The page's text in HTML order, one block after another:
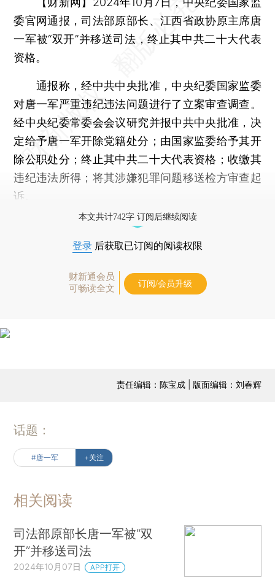
委官网通报，司法部原部长、江西省政协原主席唐
一军被“双开”并移送司法，终止其中共二十大代表
资格。
通报称，经中共中央批准，中央纪委国家监委
对唐一军严重违纪违法问题进行了立案审查调查。
经中央纪委常委会会议研究并报中共中央批准，决
定给予唐一军开除党籍处分；由国家监委给予其开
除公职处分；终止其中共二十大代表资格；收缴其
违纪违法所得；将其涉嫌犯罪问题移送检方审查起
诉。
本文共计742字 订阅后继续阅读
登录 后获取已订阅的阅读权限
财新通会员
可畅读全文
订阅/会员升级
责任编辑：陈宝成 | 版面编辑：刘春辉
话题：
#唐一军 +关注
相关阅读
司法部原部长唐一军被“双
开”并移送司法
2024年10月07日 APP打开